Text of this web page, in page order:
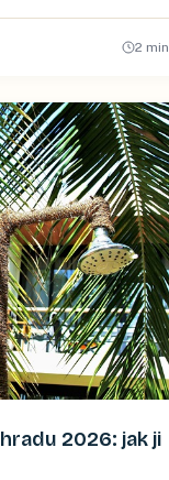
2 min
2026: jak ji